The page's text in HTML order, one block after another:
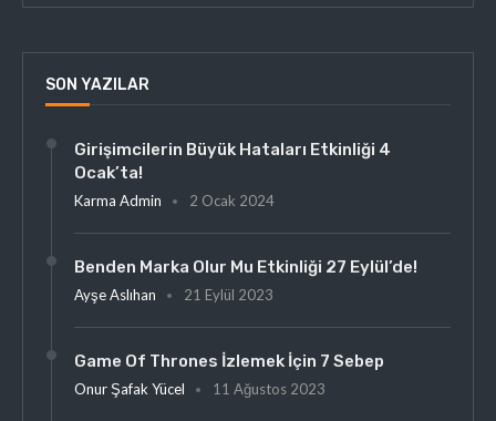
SON YAZILAR
Girişimcilerin Büyük Hataları Etkinliği 4
Ocak’ta!
Karma Admin 2 Ocak 2024
Benden Marka Olur Mu Etkinliği 27 Eylül’de!
Ayşe Aslıhan 21 Eylül 2023
Game Of Thrones İzlemek İçin 7 Sebep
Onur Şafak Yücel 11 Ağustos 2023